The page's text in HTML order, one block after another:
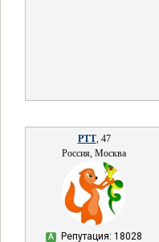
РТТ, 47
Россия, Москва
А Репутация: 18028